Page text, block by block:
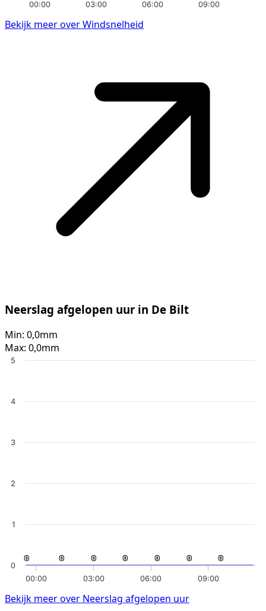
00:00 03:00 06:00 09:00
Bekijk meer over Windsnelheid
Neerslag afgelopen uur in De Bilt
Min: 0,0mm
Max: 0,0mm
0
0 0
0 0
0 0
0 0
0 0
0 0
0
00:00 03:00 06:00 09:00
0
1
2
3
4
5
Bekijk meer over Neerslag afgelopen uur